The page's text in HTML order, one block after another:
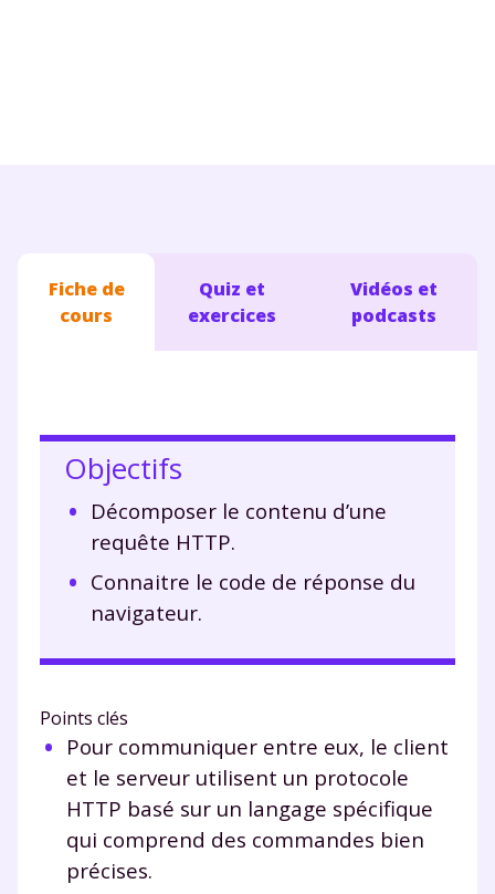
Fiche de
cours
Quiz et
exercices
Vidéos et
podcasts
Objectifs
Décomposer le contenu d’une
requête HTTP.
Connaitre le code de réponse du
navigateur.
Points clés
Pour communiquer entre eux, le client
et le serveur utilisent un protocole
HTTP basé sur un langage spécifique
qui comprend des commandes bien
précises.